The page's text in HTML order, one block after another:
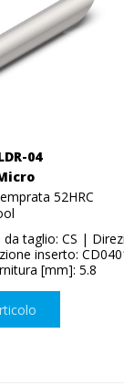
04
52HRC
taglio: CS |
inserto:
[mm]: 5.8